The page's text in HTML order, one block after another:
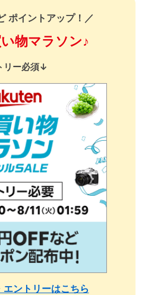
ポイントアップ！／
物マラソン♪
リー必須↓
ントリーはこちら